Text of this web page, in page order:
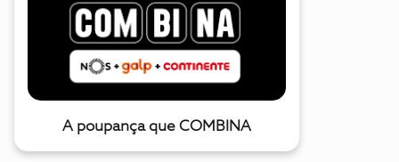
A poupança que COMBINA